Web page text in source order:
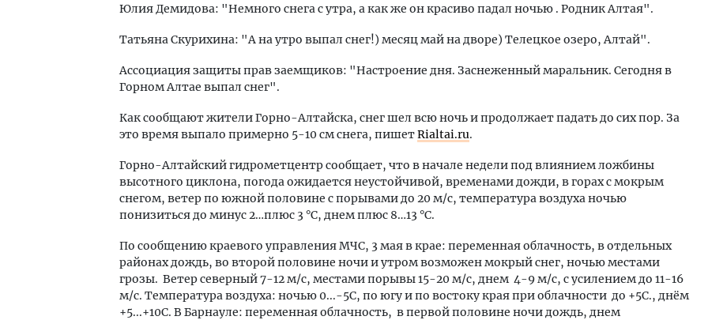
Юлия Демидова: "Немного снега с утра, а как же он красиво падал ночью . Родник Алтая".
Татьяна Скурихина: "А на утро выпал снег!) месяц май на дворе) Телецкое озеро, Алтай".
Ассоциация защиты прав заемщиков: "Настроение дня. Заснеженный маральник. Сегодня в
Горном Алтае выпал снег".
Как сообщают жители Горно-Алтайска, снег шел всю ночь и продолжает падать до сих пор. За
это время выпало примерно 5-10 см снега, пишетRialtai.ru.
Горно-Алтайский гидрометцентр сообщает, что в начале недели под влиянием ложбины
высотного циклона, погода ожидается неустойчивой, временами дожди, в горах с мокрым
снегом, ветер по южной половине с порывами до 20 м/с, температура воздуха ночью
понизиться до минус 2…плюс 3 °С, днем плюс 8…13 °С.
По сообщению краевого управления МЧС, 3 мая в крае: переменная облачность, в отдельных
районах дождь, во второй половине ночи и утром возможен мокрый снег, ночью местами
грозы. Ветер северный 7-12 м/с, местами порывы 15-20 м/с, днем 4-9 м/с, с усилением до 11-16
м/с. Температура воздуха: ночью 0...-5С, по югу и по востоку края при облачности до +5С., днём
+5...+10С. В Барнауле: переменная облачность, в первой половине ночи дождь, днем